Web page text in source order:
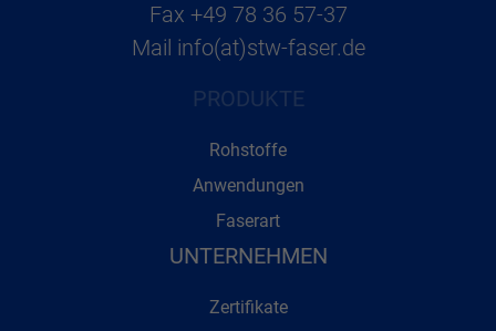
Fax +49 78 36 57-37
Mail info(at)stw-faser.de
PRODUKTE
Rohstoffe
Anwendungen
Faserart
UNTERNEHMEN
Zertifikate